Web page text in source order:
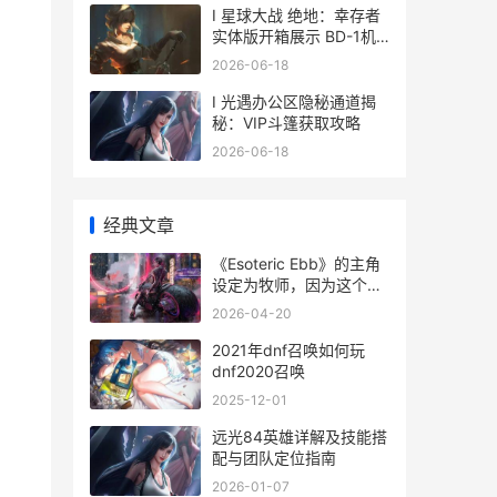
I 星球大战 绝地：幸存者
实体版开箱展示 BD-1机
器人精细赏析
2026-06-18
I 光遇办公区隐秘通道揭
秘：VIP斗篷获取攻略
2026-06-18
经典文章
《Esoteric Ebb》的主角
设定为牧师，因为这个职
业太强了 esoteric d
2026-04-20
2021年dnf召唤如何玩
dnf2020召唤
2025-12-01
远光84英雄详解及技能搭
配与团队定位指南
2026-01-07